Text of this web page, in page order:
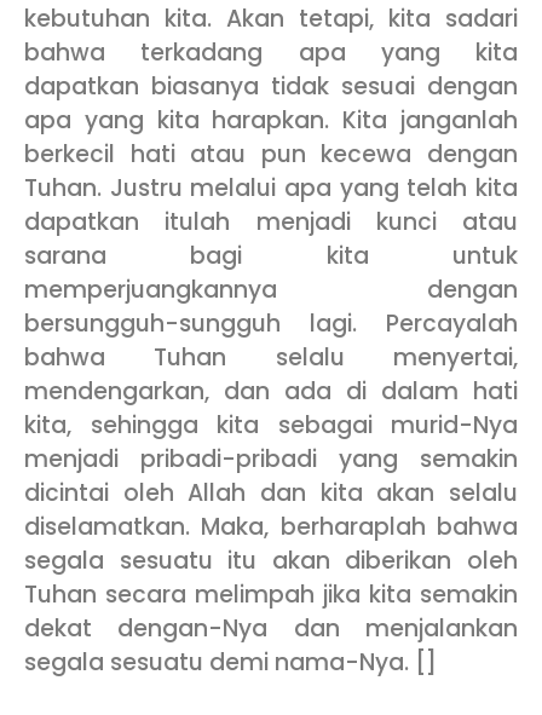
kebutuhan kita. Akan tetapi, kita sadari
bahwa terkadang apa yang kita
dapatkan biasanya tidak sesuai dengan
apa yang kita harapkan. Kita janganlah
berkecil hati atau pun kecewa dengan
Tuhan. Justru melalui apa yang telah kita
dapatkan itulah menjadi kunci atau
sarana bagi kita untuk
memperjuangkannya dengan
bersungguh-sungguh lagi. Percayalah
bahwa Tuhan selalu menyertai,
mendengarkan, dan ada di dalam hati
kita, sehingga kita sebagai murid-Nya
menjadi pribadi-pribadi yang semakin
dicintai oleh Allah dan kita akan selalu
diselamatkan. Maka, berharaplah bahwa
segala sesuatu itu akan diberikan oleh
Tuhan secara melimpah jika kita semakin
dekat dengan-Nya dan menjalankan
segala sesuatu demi nama-Nya. []